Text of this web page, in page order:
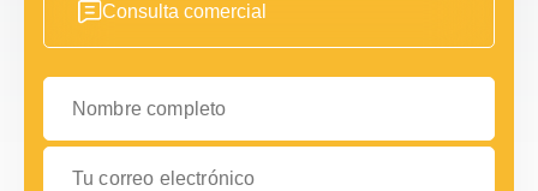
Consulta comercial
Nombre completo
Tu correo electrónico